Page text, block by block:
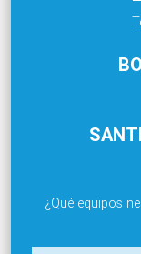
¿Qué equipos